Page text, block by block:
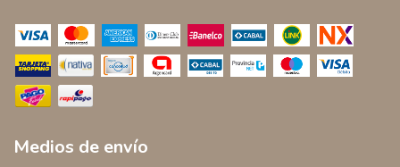
Medios de envío